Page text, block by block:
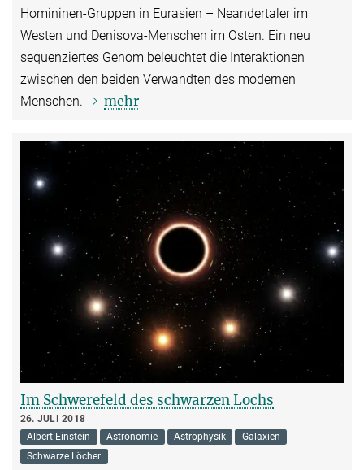
Homininen-Gruppen in Eurasien – Neandertaler im
Westen und Denisova-Menschen im Osten. Ein neu
sequenziertes Genom beleuchtet die Interaktionen
zwischen den beiden Verwandten des modernen
Menschen.
mehr
Im Schwerefeld des schwarzen Lochs
26. JULI 2018
Albert Einstein
Astronomie Astrophysik
Galaxien
Schwarze Löcher